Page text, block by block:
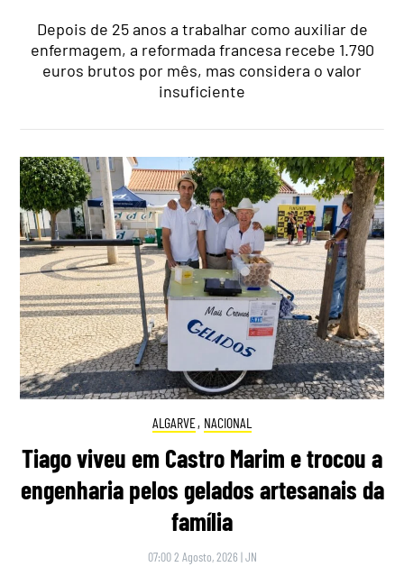
Depois de 25 anos a trabalhar como auxiliar de
enfermagem, a reformada francesa recebe 1.790
euros brutos por mês, mas considera o valor
insuficiente
ALGARVE, NACIONAL
Tiago viveu em Castro Marim e trocou a
engenharia pelos gelados artesanais da
família
07:00 2 Agosto, 2026 |JN